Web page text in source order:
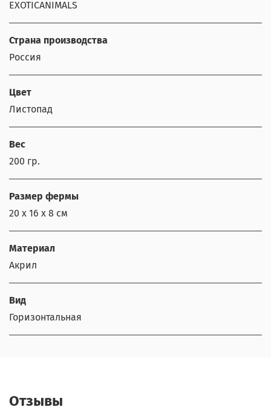
EXOTICANIMALS
Страна производства
Россия
Цвет
Листопад
Вес
200 гр.
Размер фермы
20 х 16 х 8 см
Материал
Акрил
Вид
Горизонтальная
Отзывы